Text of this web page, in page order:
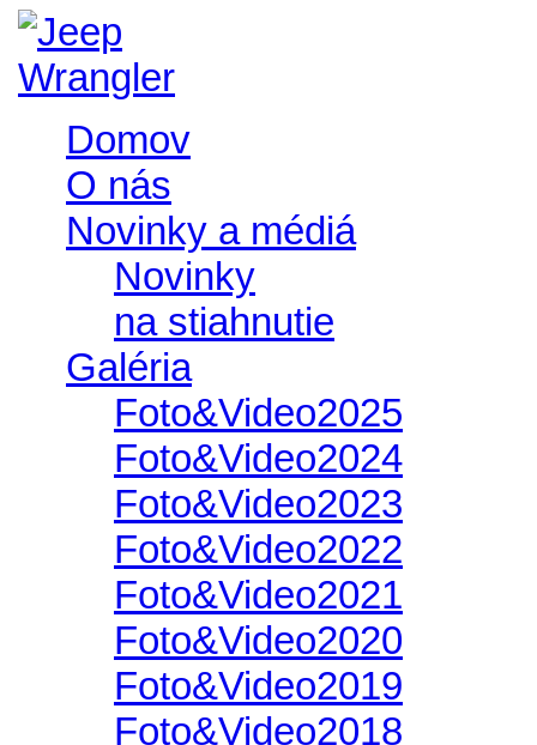
Domov
O nás
Novinky a médiá
Novinky
na stiahnutie
Galéria
Foto&Video2025
Foto&Video2024
Foto&Video2023
Foto&Video2022
Foto&Video2021
Foto&Video2020
Foto&Video2019
Foto&Video2018